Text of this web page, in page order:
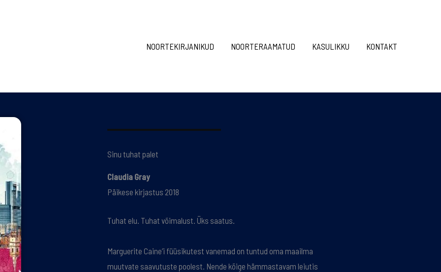
NOORTEKIRJANIKUD
NOORTERAAMATUD KASULIKKU KONTAKT
Sinu tuhat palet
Claudia Gray
Päikese kirjastus 2018
Tuhat elu. Tuhat võimalust. Üks saatus.
Marguerite Caine’i füüsikutest vanemad on tuntud oma maailma
muutvate saavutuste poolest. Nende kõige hämmastavam leiutis